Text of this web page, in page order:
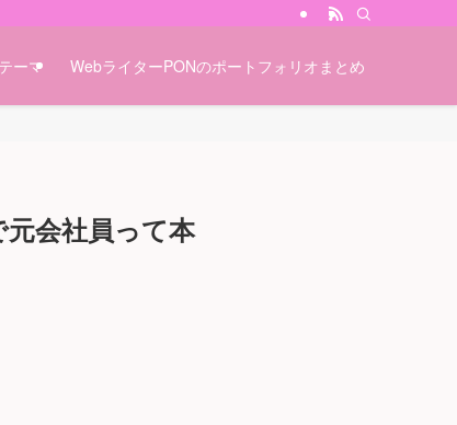
テーマ WebライターPONのポートフォリオまとめ
会社員って本